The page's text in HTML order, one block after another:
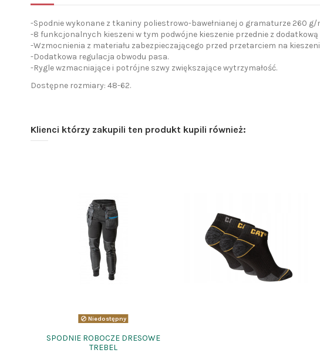
-Spodnie wykonane z tkaniny poliestrowo-bawełnianej o gramaturze 260 g/
-8 funkcjonalnych kieszeni w tym podwójne kieszenie przednie z
-Wzmocnienia z materiału zabezpieczającego przed przetarciem na
-Dodatkowa regulacja obwodu pasa.
-Rygle wzmacniające i potrójne szwy zwiększające wytrzymałość.
Dostępne rozmiary: 48-62.
Klienci którzy zakupili ten produkt kupili również:
Niedostępny
SPODNIE ROBOCZE DRESOWE
TREBEL